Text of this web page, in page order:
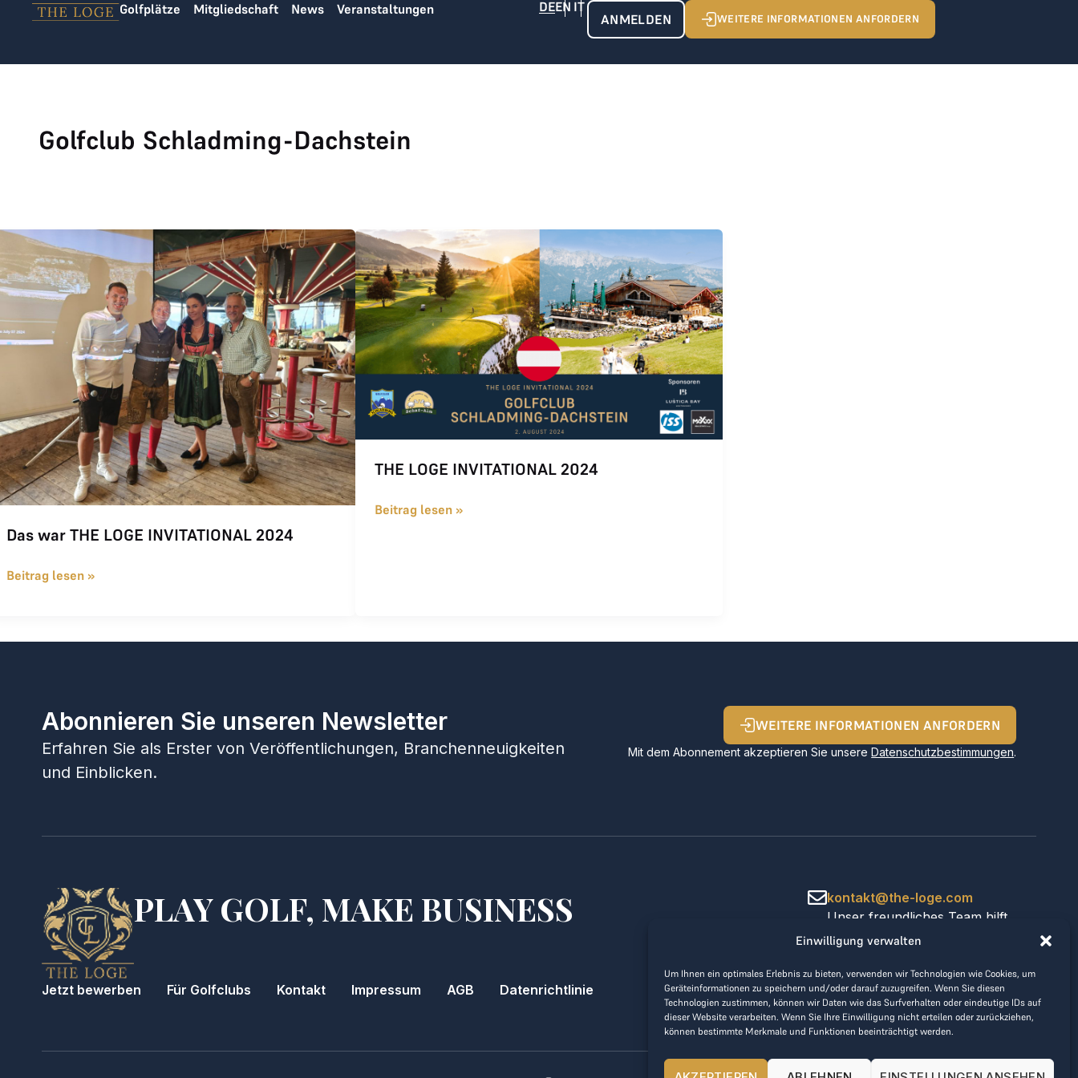
Einwilligung verwalten
Um Ihnen ein optimales Erlebnis zu bieten, verwenden wir Technologien wie Cookies, um
Geräteinformationen zu speichern und/oder darauf zuzugreifen. Wenn Sie diesen
Technologien zustimmen, können wir Daten wie das Surfverhalten oder eindeutige IDs auf
dieser Website verarbeiten. Wenn Sie Ihre Einwilligung nicht erteilen oder zurückziehen,
können bestimmte Merkmale und Funktionen beeinträchtigt werden.
Zum Inhalt springen Golfplätze Mitgliedschaft News Veranstaltungen
ANMELDEN WEITERE INFORMATIONEN ANFORDERN
Golfclub Schladming-Dachstein
Das war THE LOGE INVITATIONAL 2024
Das war THE LOGE INVITATIONAL 2024
Beitrag lesen »
THE LOGE INVITATIONAL 2024
THE LOGE INVITATIONAL 2024
Beitrag lesen »
Abonnieren Sie unseren Newsletter
Erfahren Sie als Erster von Veröffentlichungen, Branchenneuigkeiten
und Einblicken.
WEITERE INFORMATIONEN ANFORDERN
Mit dem Abonnement akzeptieren Sie unsereDatenschutzbestimmungen.
PLAY GOLF, MAKE BUSINESS
Jetzt bewerben Für Golfclubs Kontakt Impressum AGB Datenrichtlinie
kontakt@the-loge.com
Unser freundliches Team hilft
Ihnen gerne weiter.
Mo-Fr von 8:00 bis 17:00 Uhr.